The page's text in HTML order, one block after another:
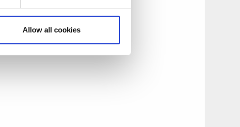
Allow all cookies
swisha